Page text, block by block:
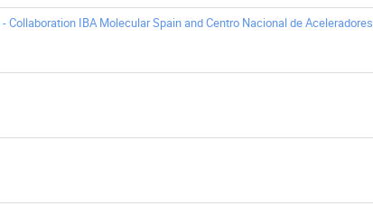
Collaboration IBA Molecular Spain and Centro Nacional de Aceleradores